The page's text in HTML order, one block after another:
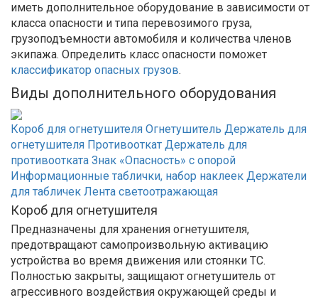
иметь дополнительное оборудование в зависимости от
класса опасности и типа перевозимого груза,
грузоподъемности автомобиля и количества членов
экипажа. Определить класс опасности поможет
классификатор опасных грузов.
Виды дополнительного оборудования
Короб для огнетушителя Огнетушитель Держатель для
огнетушителя Противооткат Держатель для
противоотката Знак «Опасность» с опорой
Информационные таблички, набор наклеек Держатели
для табличек Лента светоотражающая
Короб для огнетушителя
Предназначены для хранения огнетушителя,
предотвращают самопроизвольную активацию
устройства во время движения или стоянки ТС.
Полностью закрыты, защищают огнетушитель от
агрессивного воздействия окружающей среды и